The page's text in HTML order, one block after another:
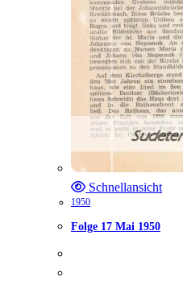
Schnellansicht
1950
Folge 17 Mai 1950